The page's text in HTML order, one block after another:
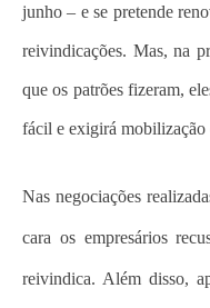
junho – e se pretende
reivindicações. Mas, na
que os patrões fizeram,
fácil e exigirá mobilização
Nas negociações
cara os empresários
reivindica. Além disso,